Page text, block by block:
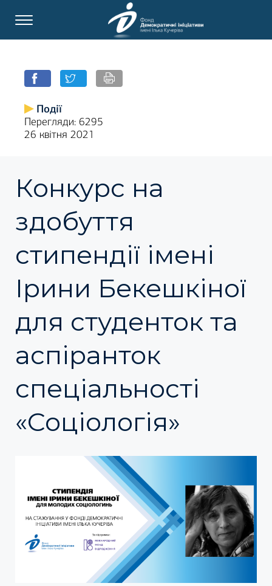
Події
Перегляди: 6295
26 квітня 2021
Конкурс на
здобуття
стипендії імені
Ірини Бекешкіної
для студенток та
аспіранток
спеціальності
«Соціологія»